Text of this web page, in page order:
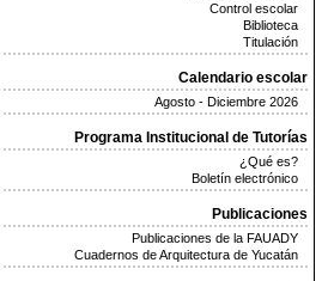
Control escolar
Biblioteca
Titulación
Calendario escolar
Agosto - Diciembre 2026
Programa Institucional de Tutorías
¿Qué es?
Boletín electrónico
Publicaciones
Publicaciones de la FAUADY
Cuadernos de Arquitectura de Yucatán